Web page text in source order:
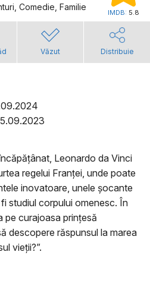
Comedie, Familie
IMDB: 5.8
Văzut Distribuie
Leonardo da Vinci
regelui Franței, unde poate
inovatoare, unele șocante
studiul corpului omenesc. În
pe curajoasa prințesă
descopere răspunsul la marea
vieții?”.